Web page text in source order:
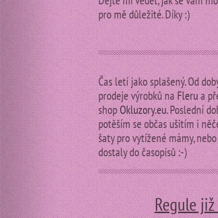
pro mě důležité. Díky :)
Čas letí jako splašený. Od
prodeje výrobků naFlerua
shopOkluzory.eu. Poslední
potěším se občas ušitím i
šaty pro vytížené mámy,
dostaly do časopisů :-)
Regule